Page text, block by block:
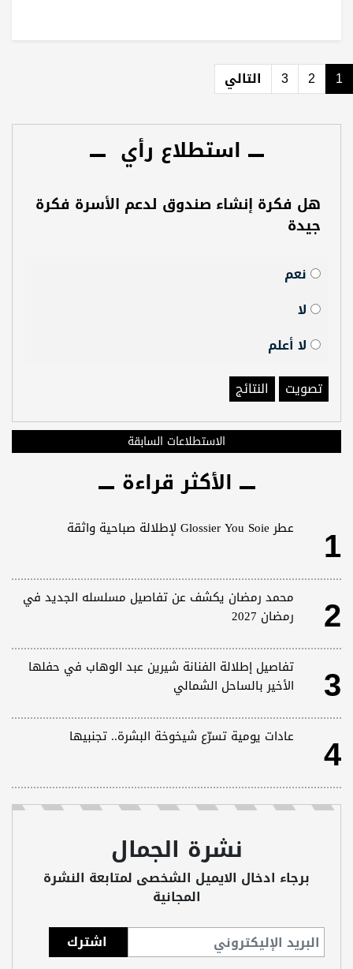
1
2
3 التالي
استطلاع رأي
هل فكرة إنشاء صندوق لدعم الأسرة فكرة
جيدة
نعم
لا
لا أعلم
تصويت
النتائج
الاستطلاعات السابقة
الأكثر قراءة
1 عطر Glossier You Soie لإطلالة صباحية واثقة
2
محمد رمضان يكشف عن تفاصيل مسلسله الجديد في
رمضان 2027
3
تفاصيل إطلالة الفنانة شيرين عبد الوهاب في حفلها
الأخير بالساحل الشمالي
4 عادات يومية تسرّع شيخوخة البشرة.. تجنبيها
نشرة الجمال
برجاء ادخال الايميل الشخصى لمتابعة النشرة
المجانية